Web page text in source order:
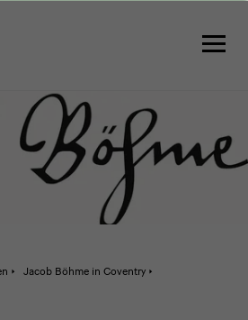
Jacob Böhme in Coventry